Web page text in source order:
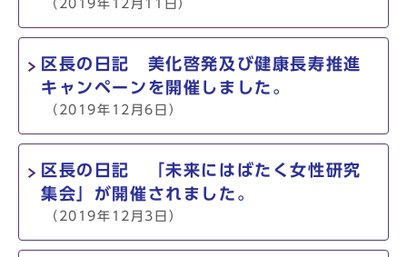
（2019年12月11日）
区長の日記 美化啓発及び健康長寿推進
キャンペーンを開催しました。
（2019年12月6日）
区長の日記 「未来にはばたく女性研究
集会」が開催されました。
（2019年12月3日）